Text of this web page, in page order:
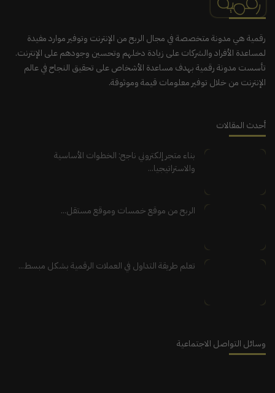
رقمية هي مدونة متخصصة في مجال الربح من الإنترنت وتوفير موارد مفيدة
لمساعدة الأفراد والشركات على زيادة دخلهم وتحسين وجودهم على الإنترنت.
تأسست مدونة رقمية بهدف مساعدة الأشخاص على تحقيق النجاح في عالم
الإنترنت من خلال توفير معلومات قيمة وموثوقة.
أحدث المقالات
بناء متجر إلكتروني ناجح: الخطوات الأساسية
والاستراتيجيا...
الربح من موقع خمسات وموقع مستقل...
تعلم طريقة التداول في العملات الرقمية بشكل مبسط...
وسائل التواصل الاجتماعية